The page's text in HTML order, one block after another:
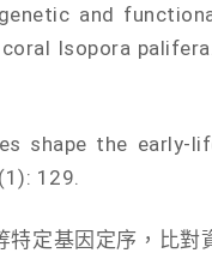
and
Isopora
shape the early-
129.
特定基因定序，比對